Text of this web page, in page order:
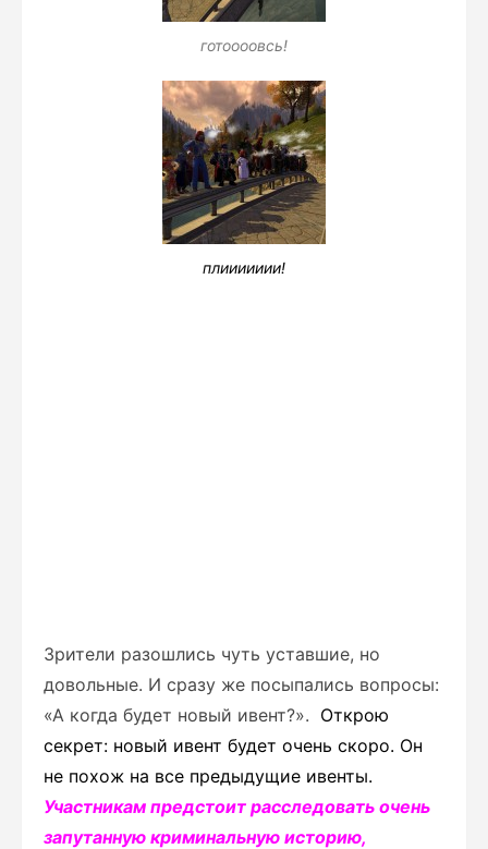
готоооовсь!
плиииииии!
Зрители разошлись чуть уставшие, но
довольные. И сразу же посыпались вопросы:
«А когда будет новый ивент?». Открою
секрет: новый ивент будет очень скоро. Он
не похож на все предыдущие ивенты.
Участникам предстоит расследовать очень
запутанную криминальную историю,